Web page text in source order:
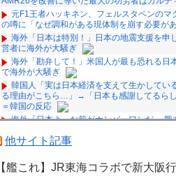
元F1王者ハッキネン、フェルスタペンのマ
の噂に「なぜ調和がある現体制を崩す必要があ
海外「日本は特別！」日本の地震支援を申
営者に海外が大騒ぎ
海外「勘弁して！」米国人が最も恐れる日
で海外が大騒ぎ
韓国人「実は日本経済を支えて生かしてい
る理由がこちら…」→「日本も感謝してるらし
＝韓国の反応
海外「日本よ、お前がナンバーワンだ」 熊
★【ワートリ】細かい情報まで含めて構成
★【ワートリ】基本的に最上さんも迅に後
他サイト記事
【艦これ】JR東海コラボで新大阪